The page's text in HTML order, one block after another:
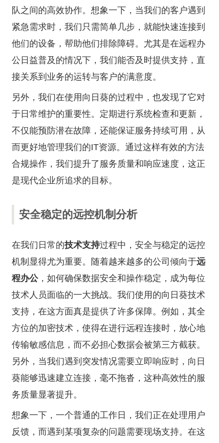
队之间的高效协作。想象一下，当我们的客户遇到
紧急需求时，我们只需简单几步，就能快速连接到
他们的设备，帮助他们排除障碍。尤其是在远程办
公日益普及的情况下，我们能否及时提供支持，直
接关系到业务的运转与客户的满意度。
另外，我们在使用向日葵的过程中，也发现了它对
于日常维护的重要性。定期进行系统检查和更新，
不仅能预防潜在故障，还能保证服务持续可用，从
而更好地管理我们的IT资源。通过这样有效的方法
合规操作，我们提升了服务质量和响应速度，这正
是现代企业所追求的目标。
安全稳定的远控机制分析
在我们日常的技术支持过程中，安全与稳定的远控
机制显得尤为重要。随着越来越多的公司倾向于远
程办公，如何确保数据安全和操作稳定，成为每位
技术人员面临的一大挑战。我们使用的向日葵技术
支持，在这方面真是提供了许多保障。例如，其全
方位的加密技术，使得在进行远程连接时，放心地
传输敏感信息，而不必担心数据会被第三方截获。
另外，当我们遇到突发情况需要立即响应时，向日
葵能够迅速建立连接，毫不拖沓，这种高效性的服
务质量显著提升。
想象一下，一个普通的工作日，我们正在处理用户
反馈，而遇到某项复杂的问题需要现场支持。在这